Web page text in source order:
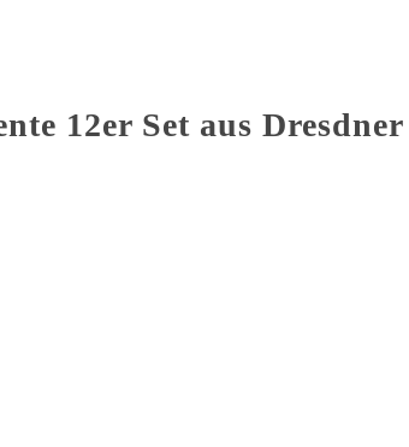
12er Set aus